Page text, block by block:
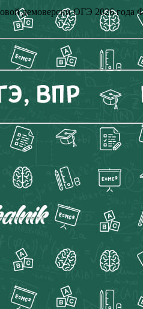
новой демоверсии ОГЭ 2026